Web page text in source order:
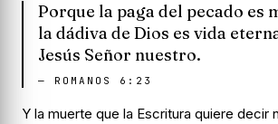
Porque la paga del pecado es
la dádiva de Dios es vida
Jesús Señor nuestro.
— ROMANOS 6:23
Y la muerte que la Escritura quiere decir